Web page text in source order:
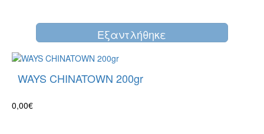
Eξαντλήθηκε
WAYS CHINATOWN 200gr
0,00€